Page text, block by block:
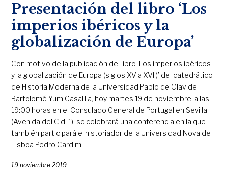
Presentación del libro ‘Los
imperios ibéricos y la
globalización de Europa’
Con motivo de la publicación del libro ‘Los imperios ibéricos
y la globalización de Europa (siglos XV a XVII)’ del catedrático
de Historia Moderna de la Universidad Pablo de Olavide
Bartolomé Yum Casalilla, hoy martes 19 de noviembre, a las
19:00 horas en el Consulado General de Portugal en Sevilla
(Avenida del Cid, 1), se celebrará una conferencia en la que
también participará el historiador de la Universidad Nova de
Lisboa Pedro Cardim.
19 noviembre 2019